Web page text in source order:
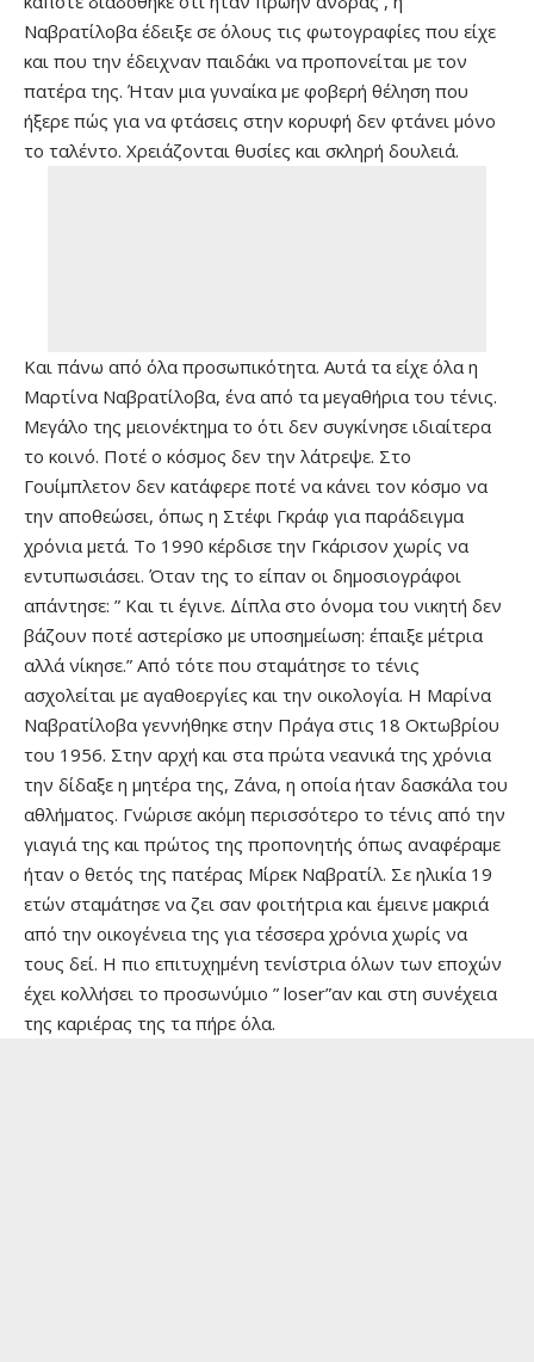
Ναβρατίλοβα έδειξε σε όλους τις φωτογραφίες που είχε
και που την έδειχναν παιδάκι να προπονείται με τον
πατέρα της. Ήταν μια γυναίκα με φοβερή θέληση που
ήξερε πώς για να φτάσεις στην κορυφή δεν φτάνει μόνο
το ταλέντο. Χρειάζονται θυσίες και σκληρή δουλειά.
Και πάνω από όλα προσωπικότητα. Αυτά τα είχε όλα η
Μαρτίνα Ναβρατίλοβα, ένα από τα μεγαθήρια του τένις.
Μεγάλο της μειονέκτημα το ότι δεν συγκίνησε ιδιαίτερα
το κοινό. Ποτέ ο κόσμος δεν την λάτρεψε. Στο
Γουίμπλετον δεν κατάφερε ποτέ να κάνει τον κόσμο να
την αποθεώσει, όπως η Στέφι Γκράφ για παράδειγμα
χρόνια μετά. Το 1990 κέρδισε την Γκάρισον χωρίς να
εντυπωσιάσει. Όταν της το είπαν οι δημοσιογράφοι
απάντησε: ” Και τι έγινε. Δίπλα στο όνομα του νικητή δεν
βάζουν ποτέ αστερίσκο με υποσημείωση: έπαιξε μέτρια
αλλά νίκησε.” Από τότε που σταμάτησε το τένις
ασχολείται με αγαθοεργίες και την οικολογία. H Μαρίνα
Ναβρατίλοβα γεννήθηκε στην Πράγα στις 18 Οκτωβρίου
του 1956. Στην αρχή και στα πρώτα νεανικά της χρόνια
την δίδαξε η μητέρα της, Ζάνα, η οποία ήταν δασκάλα του
αθλήματος. Γνώρισε ακόμη περισσότερο το τένις από την
γιαγιά της και πρώτος της προπονητής όπως αναφέραμε
ήταν ο θετός της πατέρας Μίρεκ Ναβρατίλ. Σε ηλικία 19
ετών σταμάτησε να ζει σαν φοιτήτρια και έμεινε μακριά
από την οικογένεια της για τέσσερα χρόνια χωρίς να
τους δεί. Η πιο επιτυχημένη τενίστρια όλων των εποχών
έχει κολλήσει το προσωνύμιο ” loser”αν και στη συνέχεια
της καριέρας της τα πήρε όλα.